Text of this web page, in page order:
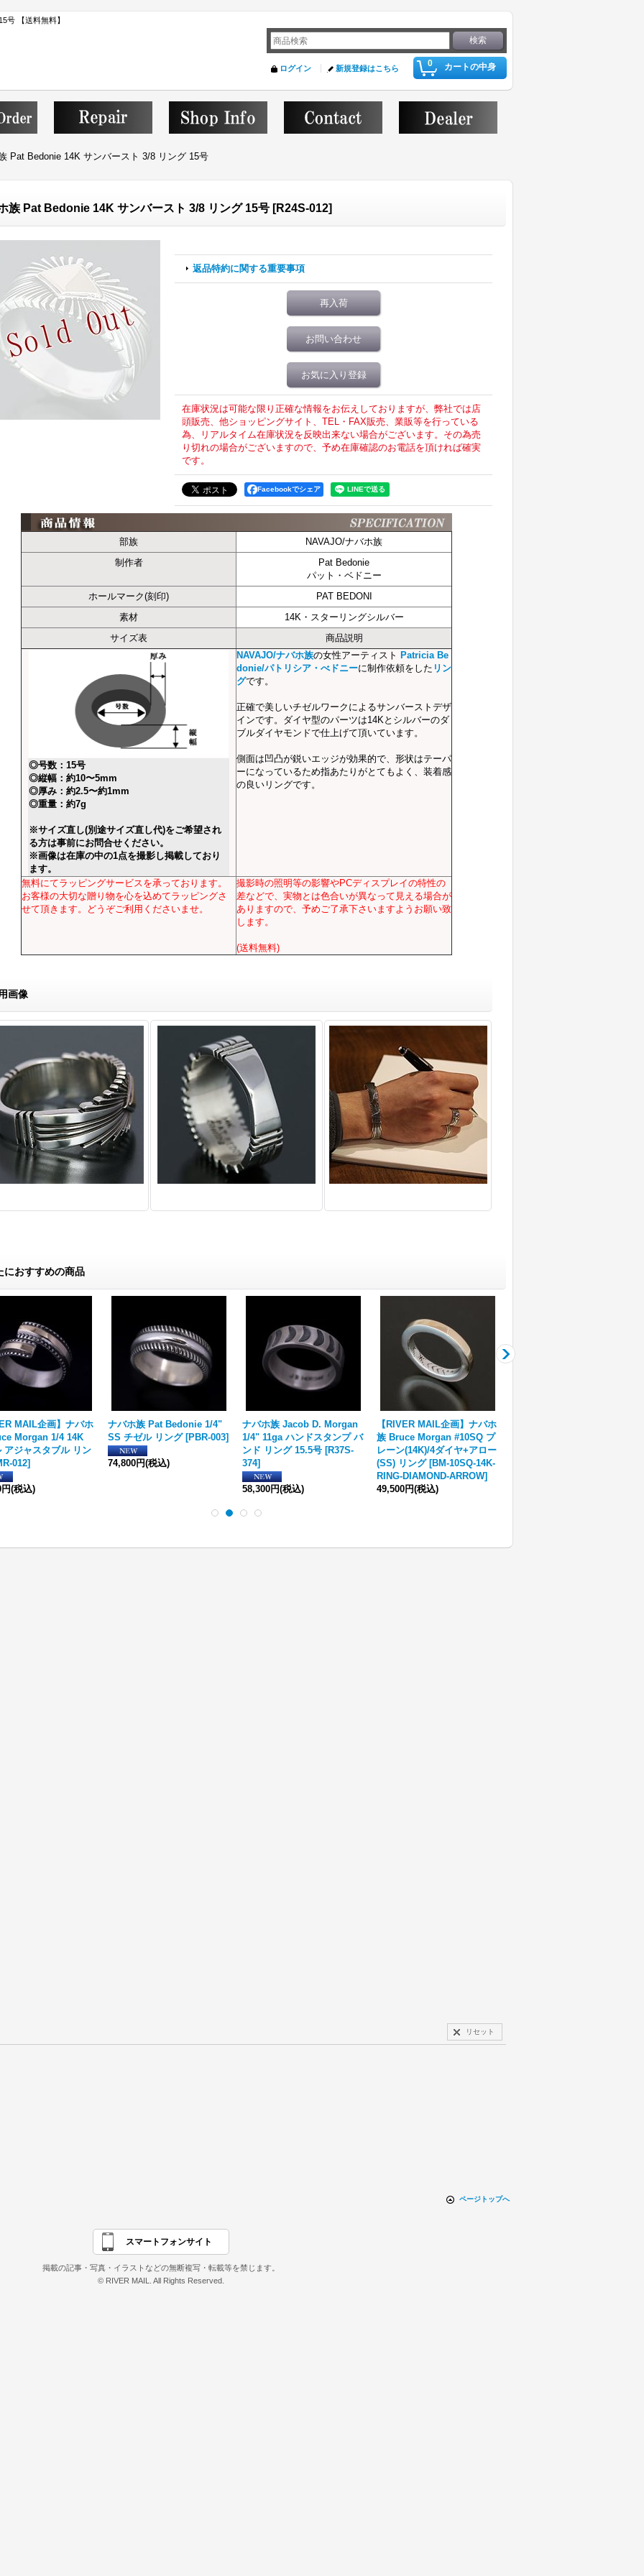
号 【送料無料】
0 カートの中身
ログイン 新規登録はこちら
Pat Bedonie 14K サンバースト 3/8 リング 15号
族 Pat Bedonie 14K サンバースト 3/8 リング 15号 [R24S-012]
返品特約に関する重要事項
再入荷
お問い合わせ
お気に入り登録
在庫状況は可能な限り正確な情報をお伝えしておりますが、弊社では店
頭販売、他ショッピングサイト、TEL・FAX販売、業販等を行っている
為、リアルタイム在庫状況を反映出来ない場合がございます。その為売
り切れの場合がございますので、予め在庫確認のお電話を頂ければ確実
です。
Facebookでシェア
部族
NAVAJO/ナバホ族
制作者
Pat Bedonie
パット・ベドニー
ホールマーク(刻印)
PAT BEDONI
素材
14K・スターリングシルバー
サイズ表
商品説明
◎号数：15号
◎縦幅：約10〜5mm
◎厚み：約2.5〜約1mm
◎重量：約7g
※サイズ直し(別途サイズ直し代)をご希望され
る方は事前にお問合せください。
※画像は在庫の中の1点を撮影し掲載しており
ます。
NAVAJO/ナバホ族の女性アーティスト Patricia Be
donie/パトリシア・べドニーに制作依頼をした リン
グです。
正確で美しいチゼルワークによるサンバーストデザ
インです。ダイヤ型のパーツは14Kとシルバーのダ
ブルダイヤモンドで仕上げて頂いています。
側面は凹凸が鋭いエッジが効果的で、形状はテーパ
ーになっているため指あたりがとてもよく、装着感
の良いリングです。
無料にてラッピングサービスを承っております。
お客様の大切な贈り物を心を込めてラッピングさ
せて頂きます。どうぞご利用くださいませ。
撮影時の照明等の影響やPCディスプレイの特性の
差などで、実物とは色合いが異なって見える場合が
ありますので、予めご了承下さいますようお願い致
します。
(送料無料)
画像
におすすめの商品
MAIL企画】ナバホ
Morgan 1/4 14K
アジャスタブル リン
012]
(税込)
ナバホ族 Pat Bedonie 1/4"
SS チゼル リング [PBR-003]
74,800円(税込)
ナバホ族 Jacob D. Morgan
1/4" 11ga ハンドスタンプ バ
ンド リング 15.5号 [R37S-
374]
58,300円(税込)
【RIVER MAIL企画】ナバホ
族 Bruce Morgan #10SQ プ
レーン(14K)/4ダイヤ+アロー
(SS) リング [BM-10SQ-14K-
RING-DIAMOND-ARROW]
49,500円(税込)
リセット
ページトップへ
スマートフォンサイト
掲載の記事・写真・イラストなどの無断複写・転載等を禁じます。
© RIVER MAIL. All Rights Reserved.